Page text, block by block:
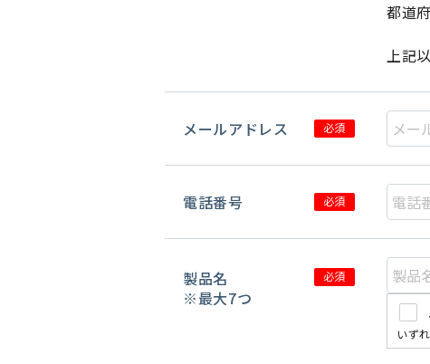
都道
上記
メールアドレス 必須
電話番号 必須
製品名
※最大7つ
必須
いず